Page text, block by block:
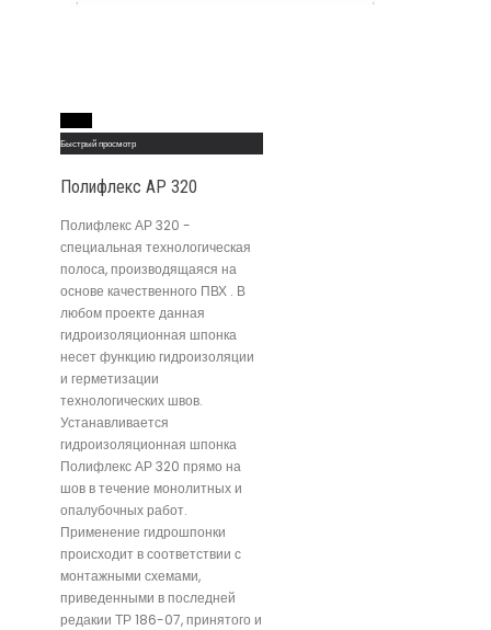
Быстрый просмотр
Полифлекс АР 320
Полифлекс АР 320 -
специальная технологическая
полоса, производящаяся на
основе качественного ПВХ . В
любом проекте данная
гидроизоляционная шпонка
несет функцию гидроизоляции
и герметизации
технологических швов.
Устанавливается
гидроизоляционная шпонка
Полифлекс АР 320 прямо на
шов в течение монолитных и
опалубочных работ.
Применение гидрошпонки
происходит в соответствии с
монтажными схемами,
приведенными в последней
редакии ТР 186-07, принятого и